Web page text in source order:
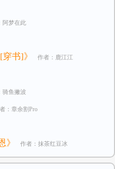
阿梦在此
书]》 作者：鹿江江
骑鱼撇波
：章余割Pro
》 作者：抹茶红豆冰